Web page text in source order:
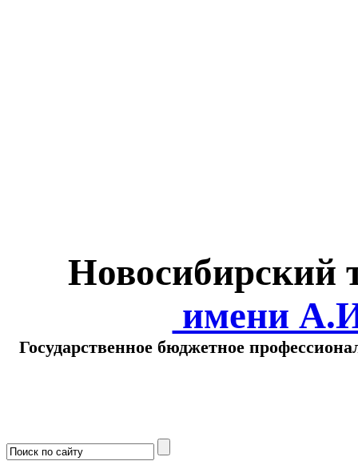
Новосибирский
имени
Государственное бюджетное